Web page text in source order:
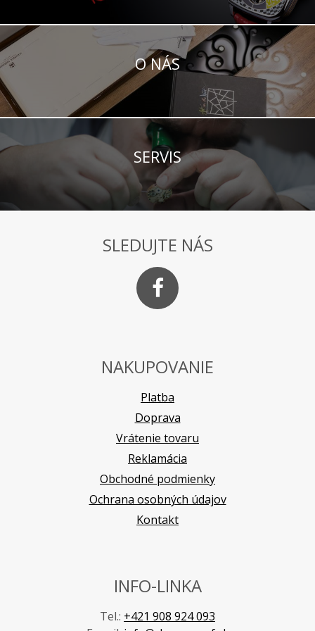
O NÁS
SERVIS
SLEDUJTE NÁS
NAKUPOVANIE
Platba
Doprava
Vrátenie tovaru
Reklamácia
Obchodné podmienky
Ochrana osobných údajov
Kontakt
INFO-LINKA
Tel.: +421 908 924 093